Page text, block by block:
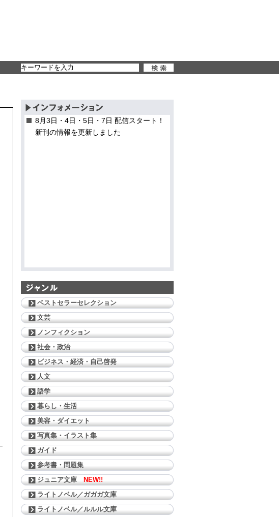
8月3日・4日・5日・7日 配信スタート！
新刊の情報を更新しました
ベストセラーセレクション
文芸
ノンフィクション
社会・政治
ビジネス・経済・自己啓発
人文
語学
暮らし・生活
美容・ダイエット
写真集・イラスト集
ガイド
参考書・問題集
ジュニア文庫
NEW!!
ライトノベル／ガガガ文庫
ライトノベル／ルルル文庫